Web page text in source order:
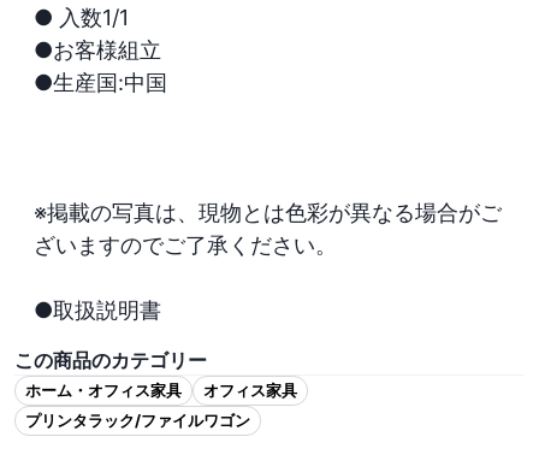
● 入数1/1
●お客様組立
●生産国:中国
※掲載の写真は、現物とは色彩が異なる場合がご
ざいますのでご了承ください。
●取扱説明書
この商品のカテゴリー
ホーム・オフィス家具
オフィス家具
プリンタラック/ファイルワゴン